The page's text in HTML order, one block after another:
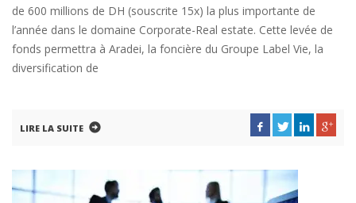
de 600 millions de DH (souscrite 15x) la plus importante de
l’année dans le domaine Corporate-Real estate. Cette levée de
fonds permettra à Aradei, la foncière du Groupe Label Vie, la
diversification de
LIRE LA SUITE